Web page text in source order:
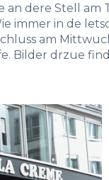
an dere Stell am
immer in de
am
Bilder drzue